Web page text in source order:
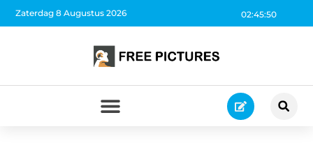
02:45:51
Zaterdag 8 Augustus 2026